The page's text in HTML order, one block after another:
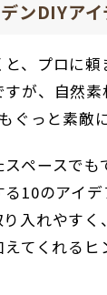
ンDIYア
と、プロに
が、自然素
ぐっと素敵
ペースでも
10のアイ
入れやすく
てくれるヒ